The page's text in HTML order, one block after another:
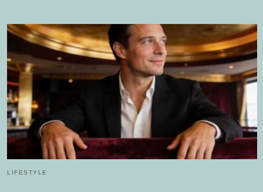
LIFESTYLE